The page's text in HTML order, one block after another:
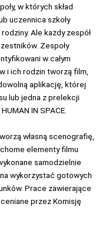
w których skład
uczennica szkoły
Ale każdy zespół
Zespoły
w całym
i ich rodzin tworzą film,
aplikację, której
lub jedna z prelekcji
IN SPACE.
własną scenografię,
elementy filmu
samodzielnie
wykorzystać gotowych
Prace zawierające
przez Komisję